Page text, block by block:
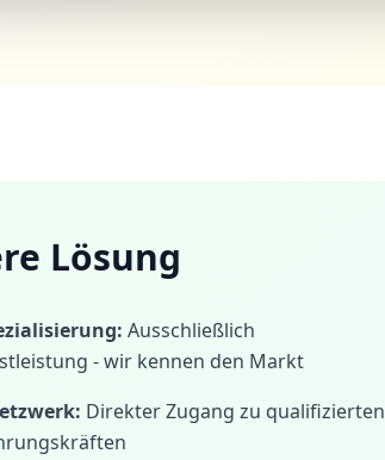
Lösung
Ausschließlich
- wir kennen den Markt
Direkter Zugang zu qualifizierten